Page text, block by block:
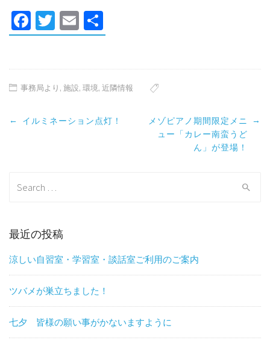
Facebook
Twitter
Email
有
事務局より , 施設, 環境, 近隣情報
Post
← イルミネーション点灯！
メゾピアノ期間限定メニ
ュー「カレー南蛮うど
ん」が登場！
→
最近の投稿
涼しい自習室・学習室・談話室ご利用のご案内
ツバメが巣立ちました！
七夕 皆様の願い事がかないますように